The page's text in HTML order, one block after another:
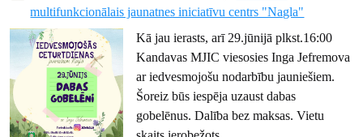
multifunkcionālais jaunatnes iniciatīvu centrs "Nagla"
Kā jau ierasts, arī 29.jūnijā plkst.16:00
Kandavas MJIC viesosies Inga Jefremova
ar iedvesmojošu nodarbību jauniešiem.
Šoreiz būs iespēja uzaust dabas
gobelēnus. Dalība bez maksas. Vietu